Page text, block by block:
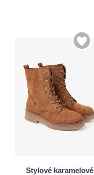
Stylové karamelové
36 37